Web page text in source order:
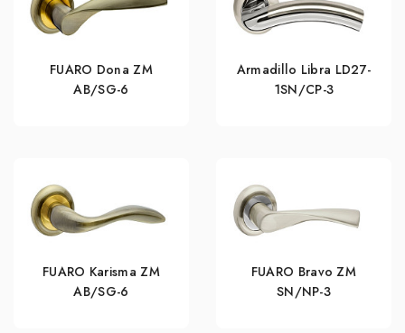
FUARO Dona ZM
AB/SG-6
Armadillo Libra LD27-
1SN/CP-3
FUARO Karisma ZM
AB/SG-6
FUARO Bravo ZM
SN/NP-3